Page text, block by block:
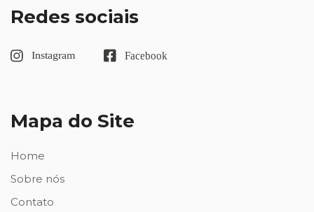
Redes sociais
Mapa do Site
Home
Sobre nós
Contato